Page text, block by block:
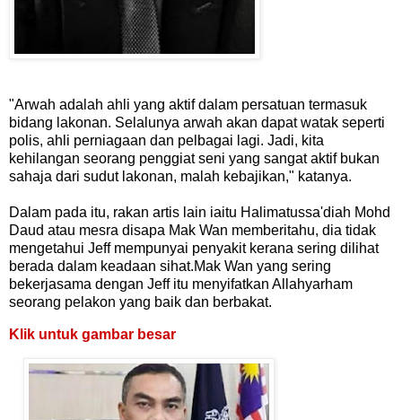
"Arwah adalah ahli yang aktif dalam persatuan termasuk
bidang lakonan. Selalunya arwah akan dapat watak seperti
polis, ahli perniagaan dan pelbagai lagi. Jadi, kita
kehilangan seorang penggiat seni yang sangat aktif bukan
sahaja dari sudut lakonan, malah kebajikan," katanya.
Dalam pada itu, rakan artis lain iaitu Halimatussa'diah Mohd
Daud atau mesra disapa Mak Wan memberitahu, dia tidak
mengetahui Jeff mempunyai penyakit kerana sering dilihat
berada dalam keadaan sihat.Mak Wan yang sering
bekerjasama dengan Jeff itu menyifatkan Allahyarham
seorang pelakon yang baik dan berbakat.
Klik untuk gambar besar